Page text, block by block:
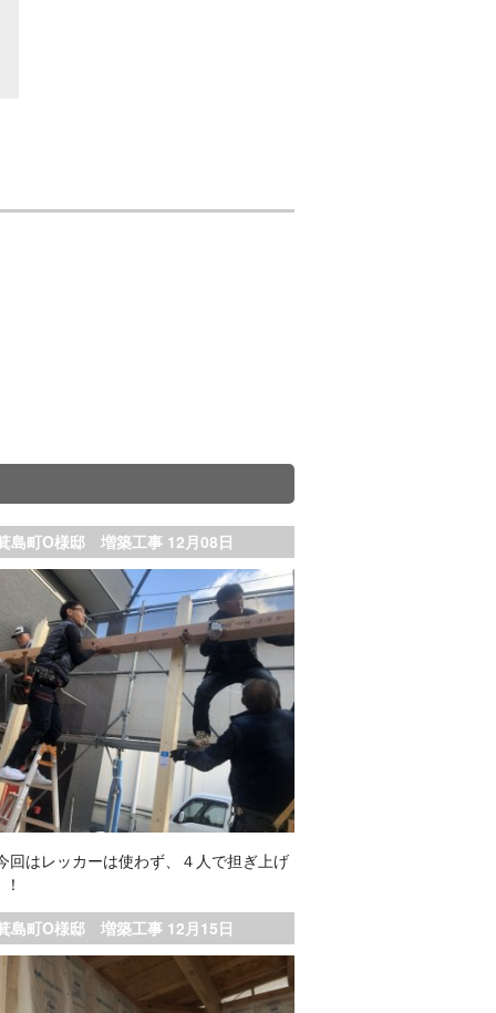
島町O様邸 増築工事 12月08日
回はレッカーは使わず、４人で担ぎ上げ
島町O様邸 増築工事 12月15日